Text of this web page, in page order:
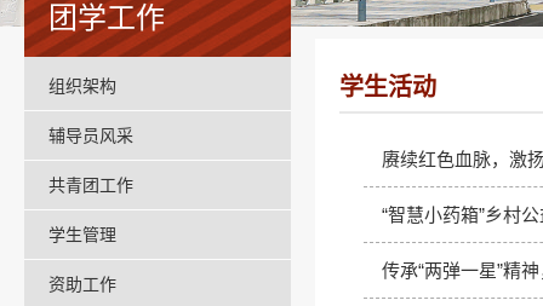
团学工作
组织架构
辅导员风采
共青团工作
学生管理
资助工作
学生活动
赓续红色血脉，激
“智慧小药箱”乡村
传承“两弹一星”精